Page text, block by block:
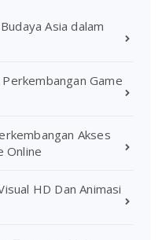
Asia dalam
Game
Akses
Online
HD Dan Animasi